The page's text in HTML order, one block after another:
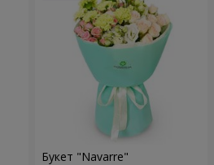
Букет "Navarre"